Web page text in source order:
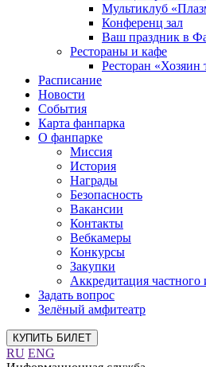
Мультиклуб
Конференц зал
Ваш праздник в
Рестораны и кафе
Ресторан «Хозяин
Расписание
Новости
События
Карта фанпарка
О фанпарке
Миссия
История
Награды
Безопасность
Вакансии
Контакты
Вебкамеры
Конкурсы
Закупки
Аккредитация частного
Задать вопрос
Зелёный амфитеатр
КУПИТЬ БИЛЕТ
RU ENG